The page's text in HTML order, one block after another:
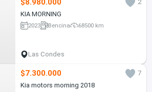
$8.980.000
2
KIA MORNING
2023 Bencina 68500 km
Las Condes
$7.300.000
7
Kia motors morning 2018